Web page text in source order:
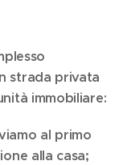
strada privata
immobiliare:
al primo
alla casa;